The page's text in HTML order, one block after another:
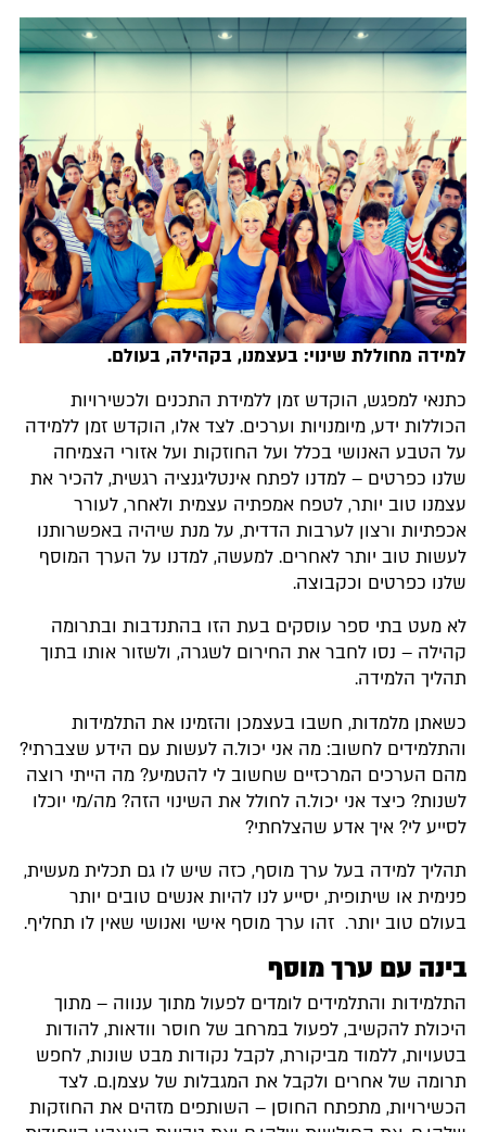
למידה מחוללת שינוי: בעצמנו, בקהילה, בעולם.
כתנאי למפגש, הוקדש זמן ללמידת התכנים ולכשירויות
הכוללות ידע, מיומנויות וערכים. לצד אלו, הוקדש זמן ללמידה
על הטבע האנושי בכלל ועל החוזקות ועל אזורי הצמיחה
שלנו כפרטים – למדנו לפתח אינטליגנציה רגשית, להכיר את
עצמנו טוב יותר, לטפח אמפתיה עצמית ולאחר, לעורר
אכפתיות ורצון לערבות הדדית, על מנת שיהיה באפשרותנו
לעשות טוב יותר לאחרים. למעשה, למדנו על הערך המוסף
שלנו כפרטים וכקבוצה.
לא מעט בתי ספר עוסקים בעת הזו בהתנדבות ובתרומה
קהילה – נסו לחבר את החירום לשגרה, ולשזור אותו בתוך
תהליך הלמידה.
כשאתן מלמדות, חשבו בעצמכן והזמינו את התלמידות
והתלמידים לחשוב: מה אני יכול.ה לעשות עם הידע שצברתי?
מהם הערכים המרכזיים שחשוב לי להטמיע? מה הייתי רוצה
לשנות? כיצד אני יכול.ה לחולל את השינוי הזה? מה/מי יוכלו
לסייע לי? איך אדע שהצלחתי?
תהליך למידה בעל ערך מוסף, כזה שיש לו גם תכלית מעשית,
פנימית או שיתופית, יסייע לנו להיות אנשים טובים יותר
בעולם טוב יותר. זהו ערך מוסף אישי ואנושי שאין לו תחליף.
בינה עם ערך מוסף
התלמידות והתלמידים לומדים לפעול מתוך ענווה – מתוך
היכולת להקשיב, לפעול במרחב של חוסר וודאות, להודות
בטעויות, ללמוד מביקורת, לקבל נקודות מבט שונות, לחפש
תרומה של אחרים ולקבל את המגבלות של עצמן.ם. לצד
הכשירויות, מתפתח החוסן – השותפים מזהים את החוזקות